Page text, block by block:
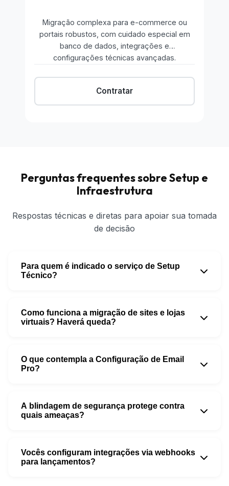
Migração complexa para e-commerce ou
portais robustos, com cuidado especial em
banco de dados, integrações e
configurações técnicas avançadas.
Contratar
Perguntas frequentes sobre Setup e
Infraestrutura
Respostas técnicas e diretas para apoiar sua tomada
de decisão
Para quem é indicado o serviço de Setup
Técnico?
Como funciona a migração de sites e lojas
virtuais? Haverá queda?
O que contempla a Configuração de Email
Pro?
A blindagem de segurança protege contra
quais ameaças?
Vocês configuram integrações via webhooks
para lançamentos?